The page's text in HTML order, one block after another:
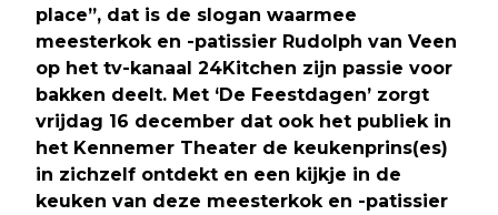
place”, dat is de slogan waarmee
meesterkok en -patissier Rudolph van Veen
op het tv-kanaal 24Kitchen zijn passie voor
bakken deelt. Met ‘De Feestdagen’ zorgt
vrijdag 16 december dat ook het publiek in
het Kennemer Theater de keukenprins(es)
in zichzelf ontdekt en een kijkje in de
keuken van deze meesterkok en -patissier